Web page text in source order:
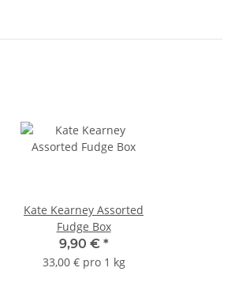
Kate Kearney Assorted
Fudge Box
9,90 € *
33,00 € pro 1 kg